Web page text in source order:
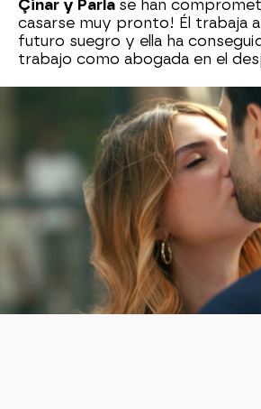
Çinar y Parla se han
casarse muy pronto! Él trabaja
futuro suegro y ella ha
trabajo como abogada en el
es un personaje muy
conseguido ganarse poco a
público y eso es gracias al gran
hecho y todavía haceArda
actor que lo interpreta.